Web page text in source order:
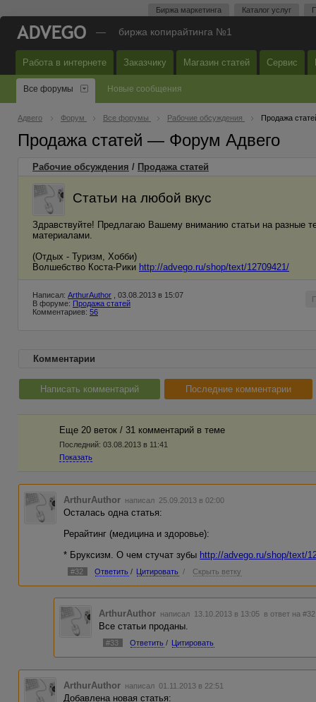
Биржа маркетинга Каталог услуг
— биржа копирайтинга №1
Работа в интернете Заказчику Магазин статей Сервис
Все форумы Новые сообщения
Адвего Форум Все форумы Рабочие обсуждения Продажа
Продажа статей — Форум Адвего
Рабочие обсуждения / Продажа статей
Статьи на любой вкус
Здравствуйте! Предлагаю Вашему вниманию статьи на разные
материалами.
(Отдых - Туризм, Хобби)
Волшебство Коста-Рики http://advego.ru/shop/text/12709421/
Написал: ArthurAuthor , 03.08.2013 в 15:07
В форуме: Продажа статей
Комментариев: 56
Комментарии
Написать комментарий Последние комментарии
Еще 20 веток / 31 комментарий в темe
Последний: 03.08.2013 в 11:41
Показать
ArthurAuthor написал 25.09.2013 в 02:00
Осталась одна статья:
Рерайтинг (медицина и здоровье):
* Бруксизм. О чем стучат зубы http://advego.ru/shop/text/
#32 Ответить / Цитировать / Скрыть ветку
ArthurAuthor написал 13.10.2013 в 13:05 в ответ на #32
Все статьи проданы.
#33 Ответить / Цитировать
ArthurAuthor написал 01.11.2013 в 22:51
Добавлена новая статья: